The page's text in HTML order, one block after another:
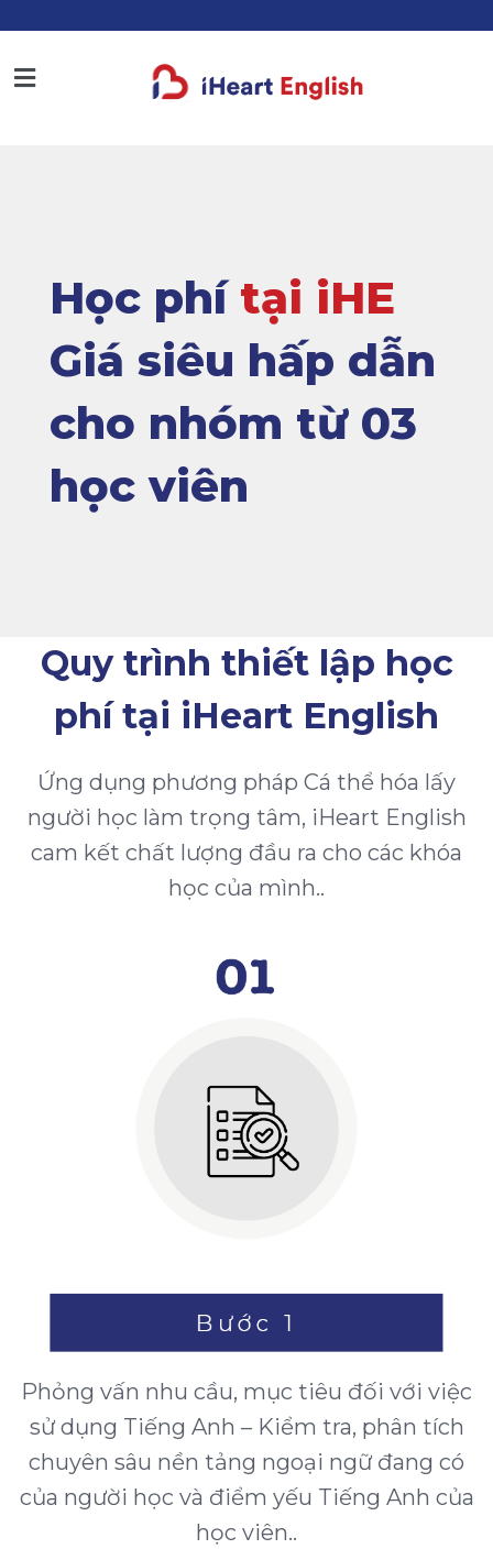
Học phí tại iHE
Giá siêu hấp dẫn
cho nhóm từ 03
học viên
Quy trình thiết lập học
phí tại iHeart English
Ứng dụng phương pháp Cá thể hóa lấy
người học làm trọng tâm, iHeart English
cam kết chất lượng đầu ra cho các khóa
học của mình..
Phỏng vấn nhu cầu, mục tiêu đối với việc
sử dụng Tiếng Anh – Kiểm tra, phân tích
chuyên sâu nền tảng ngoại ngữ đang có
của người học và điểm yếu Tiếng Anh của
học viên..